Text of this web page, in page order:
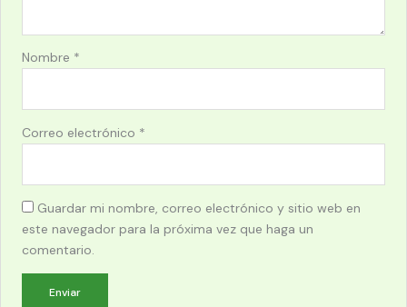
Nombre *
Correo electrónico *
Guardar mi nombre, correo electrónico y sitio web en
este navegador para la próxima vez que haga un
comentario.